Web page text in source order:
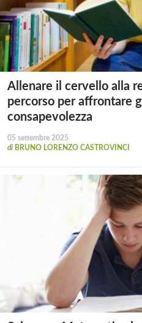
Allenare il cervello alla
percorso per affrontare
consapevolezza
05 settembre 2025
di BRUNO LORENZO CASTROVINCI